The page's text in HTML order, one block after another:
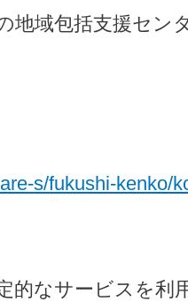
域包括支援セン
s/fukushi-kenko/
なサービスを利